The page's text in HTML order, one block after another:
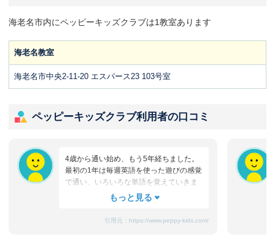
海老名市内にペッピーキッズクラブは1教室あります
海老名教室
海老名市中央2-11-20 エスパース23 103号室
ペッピーキッズクラブ利用者の口コミ
4歳から通い始め、もう5年経ちました。
最初の1年は毎週英語を使った遊びの感覚
で通い、いろいろな単語を覚えていきま
した。2年～3年後は妹に先生の真似をし
ァベットを2人で大きな声で復唱していま
引用元： https://www.peppy-kids.com/